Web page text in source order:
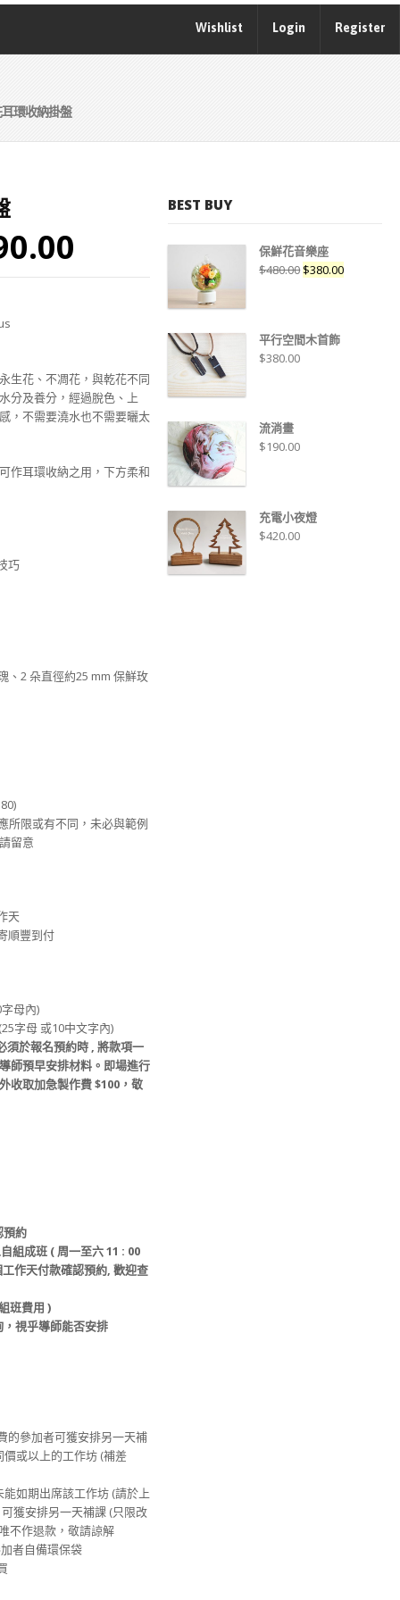
Wishlist Login Register
環收納掛盤
生花、不凋花，與乾花不同
分及養分，經過脫色、上
，不需要澆水也不需要曬太
作耳環收納之用，下方柔和
巧
、2 朵直徑約25 mm 保鮮玫
所限或有不同，未必與範例
留意
天
順豐到付
母內)
字母 或10中文字內)
須於報名預約時, 將款項一
師預早安排材料。 即場進行
收取加急製作費$100，敬
預約
組成班 ( 周一至六 11 : 00
作天付款確認預約, 歡迎查
班費用 )
視乎導師能否安排
的參加者可獲安排另一天補
或以上的工作坊 (補差
如期出席該工作坊 (請於上
獲安排另一天補課 (只限改
不作退款，敬請諒解
者自備環保袋
BEST BUY
保鮮花音樂座
$480.00 $380.00
平行空間木首飾
$380.00
流淌畫
$190.00
充電小夜燈
$420.00